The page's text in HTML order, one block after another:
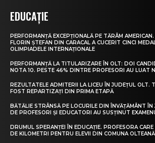
EDUCAȚIE
PERFORMANȚĂ EXCEPȚIONALĂ PE TĂRÂM
FLORIN ȘTEFAN DIN CARACAL A CUCERIT CINCI
OLIMPIADELE INTERNAȚIONALE
PERFORMANȚĂ LA TITULARIZARE ÎN OLT: DOI
NOTA 10. PESTE 46% DINTRE PROFESORI AU LUAT
REZULTATELE ADMITERII LA LICEU ÎN JUDEȚUL OLT.
FOST REPARTIZAȚI DIN PRIMA ETAPĂ
BĂTĂLIE STRÂNSĂ PE LOCURILE DIN ÎNVĂȚĂMÂNT
DE PROFESORI ȘI EDUCATORI AU SUSȚINUT
DRUMUL SPERANȚEI ÎN EDUCAȚIE. PROFESORA
DE KILOMETRI PENTRU ELEVII DIN COMUNA OLTEANĂ